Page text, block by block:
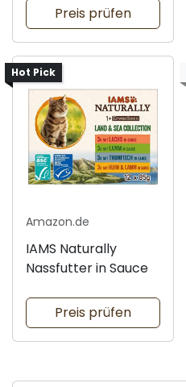
Preis prüfen
Hot Pick
Amazon.de
IAMS Naturally
Nassfutter in Sauce
Preis prüfen